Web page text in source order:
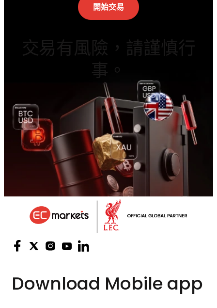
開始交易
交易有風險，請謹慎行
事。
Download Mobile app